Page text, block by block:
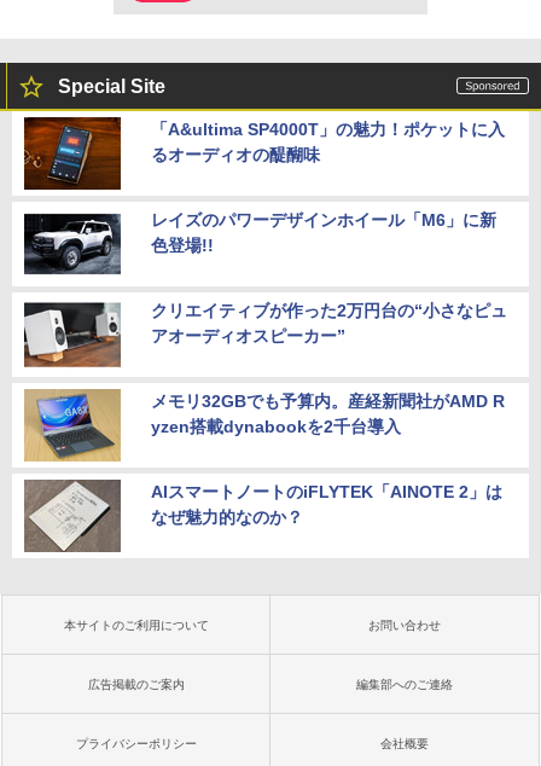
Special Site
「A&ultima SP4000T」の魅力！ポケットに入
るオーディオの醍醐味
レイズのパワーデザインホイール「M6」に新
色登場!!
クリエイティブが作った2万円台の“小さなピュ
アオーディオスピーカー”
メモリ32GBでも予算内。産経新聞社がAMD R
yzen搭載dynabookを2千台導入
AIスマートノートのiFLYTEK「AINOTE 2」は
なぜ魅力的なのか？
本サイトのご利用について お問い合わせ
広告掲載のご案内 編集部へのご連絡
プライバシーポリシー 会社概要